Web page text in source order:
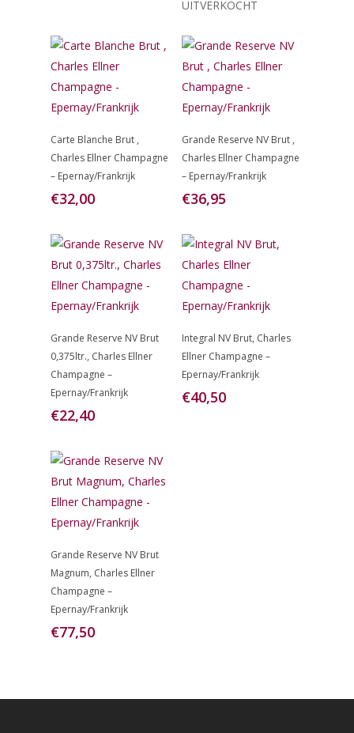
UITVERKOCHT
Toevoegen
Aan
Winkelwagen
Carte Blanche Brut ,
Charles Ellner Champagne
– Epernay/Frankrijk
€32,00
Toevoegen
Aan
Winkelwagen
Grande Reserve NV Brut ,
Charles Ellner Champagne
– Epernay/Frankrijk
€36,95
Toevoegen
Aan
Winkelwagen
Grande Reserve NV Brut
0,375ltr., Charles Ellner
Champagne –
Epernay/Frankrijk
€22,40
Toevoegen
Aan
Winkelwagen
Integral NV Brut, Charles
Ellner Champagne –
Epernay/Frankrijk
€40,50
Toevoegen
Aan
Winkelwagen
Grande Reserve NV Brut
Magnum, Charles Ellner
Champagne –
Epernay/Frankrijk
€77,50